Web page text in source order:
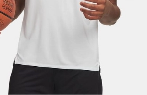
Armour'da yeni misiniz? Kayıt Ol
Üye Olmadan Devam Et
ödeme. Hızlı sipariş takibi.